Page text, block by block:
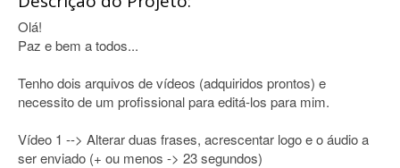
Olá!
Paz e bem a todos...
Tenho dois arquivos de vídeos (adquiridos prontos) e
necessito de um profissional para editá-los para mim.
Vídeo 1 --> Alterar duas frases, acrescentar logo e o áudio a
ser enviado (+ ou menos -> 23 segundos)